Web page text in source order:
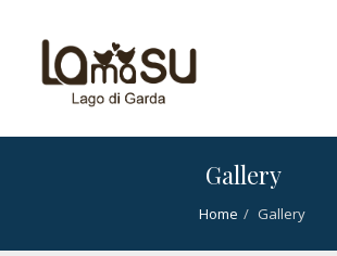
Gallery
Home Gallery